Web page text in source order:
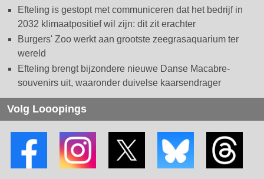
Efteling is gestopt met communiceren dat het bedrijf in
2032 klimaatpositief wil zijn: dit zit erachter
Burgers' Zoo werkt aan grootste zeegrasaquarium ter
wereld
Efteling brengt bijzondere nieuwe Danse Macabre-
souvenirs uit, waaronder duivelse kaarsendrager
Volg Looopings